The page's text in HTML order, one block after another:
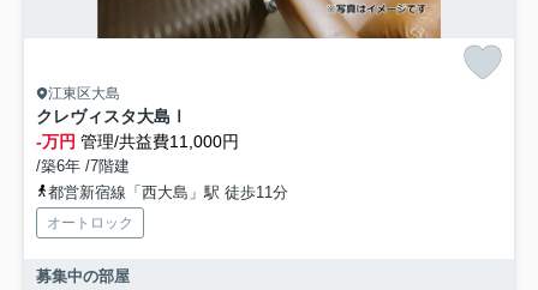
江東区大島
クレヴィスタ大島Ⅰ
-万円 管理/共益費11,000円
/築6年 /7階建
都営新宿線「西大島」駅 徒歩11分
オートロック
募集中の部屋